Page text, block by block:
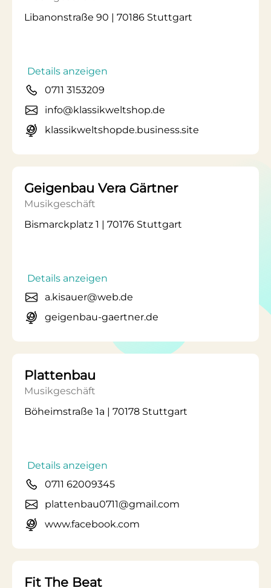
Libanonstraße 90 | 70186 Stuttgart
Details anzeigen
0711 3153209
info@klassikweltshop.de
klassikweltshopde.business.site
Geigenbau Vera Gärtner
Musikgeschäft
Bismarckplatz 1 | 70176 Stuttgart
Details anzeigen
a.kisauer@web.de
geigenbau-gaertner.de
Plattenbau
Musikgeschäft
Böheimstraße 1a | 70178 Stuttgart
Details anzeigen
0711 62009345
plattenbau0711@gmail.com
www.facebook.com
Fit The Beat